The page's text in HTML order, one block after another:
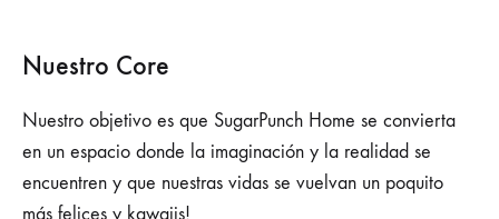
Nuestro Core
Nuestro objetivo es que SugarPunch Home se convierta
en un espacio donde la imaginación y la realidad se
encuentren y que nuestras vidas se vuelvan un poquito
más felices y kawaiis!